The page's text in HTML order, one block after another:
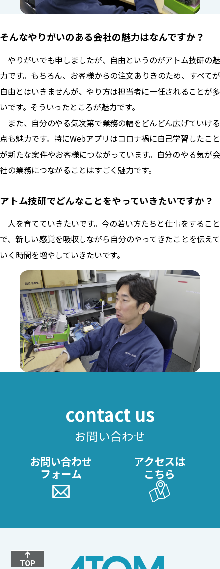
そんなやりがいのある会社の魅力はなんですか？
やりがいでも申しましたが、自由というのがアトム技研の魅
力です。もちろん、お客様からの注文ありきのため、すべてが
自由とはいきませんが、やり方は担当者に一任されることが多
いです。そういったところが魅力です。
また、自分のやる気次第で業務の幅をどんどん広げていける
点も魅力です。特にWebアプリはコロナ禍に自己学習したこと
が新たな案件やお客様につながっています。自分のやる気が会
社の業務につながることはすごく魅力です。
アトム技研でどんなことをやっていきたいですか？
人を育てていきたいです。今の若い方たちと仕事をすること
で、新しい感覚を吸収しながら自分のやってきたことを伝えて
いく時間を増やしていきたいです。
contact us
お問い合わせ
お問い合わせ
フォーム
アクセスは
こちら